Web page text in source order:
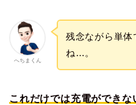
へちまくん
残念ながら単体
ね…。
これだけでは充電ができ